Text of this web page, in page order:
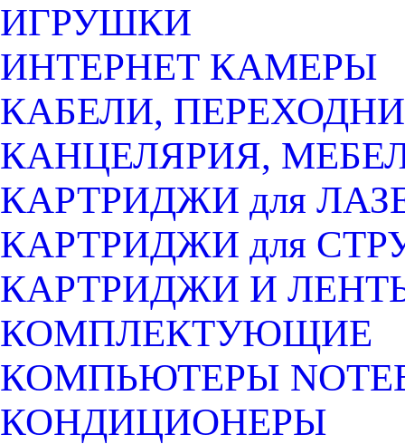
ИГРУШКИ
ИНТЕРНЕТ КАМЕРЫ
КАБЕЛИ,
КАНЦЕЛЯРИЯ,
КАРТРИДЖИ для
КАРТРИДЖИ для
КАРТРИДЖИ И
КОМПЛЕКТУЮЩИЕ
КОМПЬЮТЕРЫ
КОНДИЦИОНЕРЫ